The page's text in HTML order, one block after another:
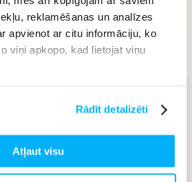
reklamēšanas un analīzes
apvienot ar citu informāciju, ko
viņi apkopo, kad lietojat viņu
Rādīt detalizēti
Atļaut visu
IELIKT GROZĀ
17d.
€)
17d.